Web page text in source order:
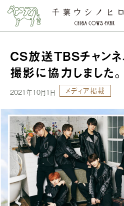
CS放送TBSチャンネ
撮影に協力しました。
2021年10月1日 メディア掲載